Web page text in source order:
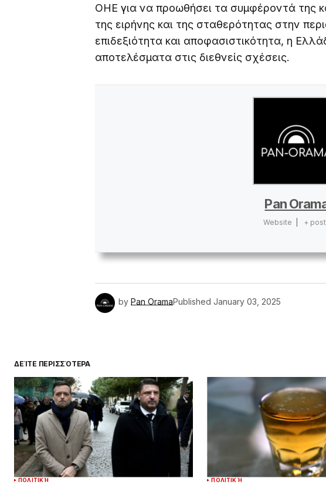
ΟΗΕ για να προωθήσει τα συμφέροντά της
της ειρήνης και της σταθερότητας στην
επιδεξιότητα και αποφασιστικότητα, η
αποτελέσματα στις διεθνείς σχέσεις.
Pan
Website +
by Pan OramaPublished January 03, 2025
ΔΕΊΤΕ ΠΕΡΙΣΣΌΤΕΡΑ
ΠΟΛΙΤΙΚΉ ΠΟΛΙΤΙΚΉ